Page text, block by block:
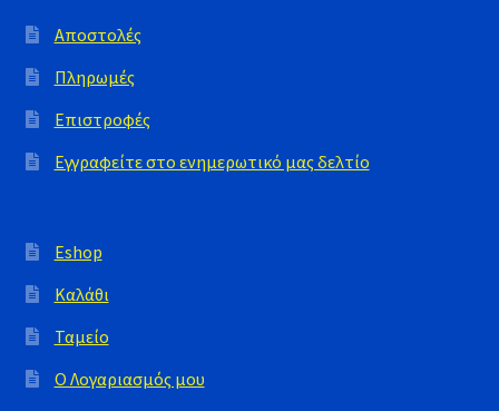
Αποστολές
Πληρωμές
Επιστροφές
Εγγραφείτε στο ενημερωτικό μας δελτίο
Eshop
Καλάθι
Ταμείο
Ο Λογαριασμός μου